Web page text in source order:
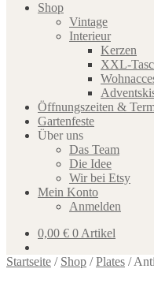
Shop
Vintage
Interieur
Kerzen
XXL-
Öffnungszeiten &
Gartenfeste
Über uns
Das Team
Die Idee
Wir bei Etsy
Mein Konto
Anmelden
0,00 € 0 Artikel
Startseite / Shop /Plates /